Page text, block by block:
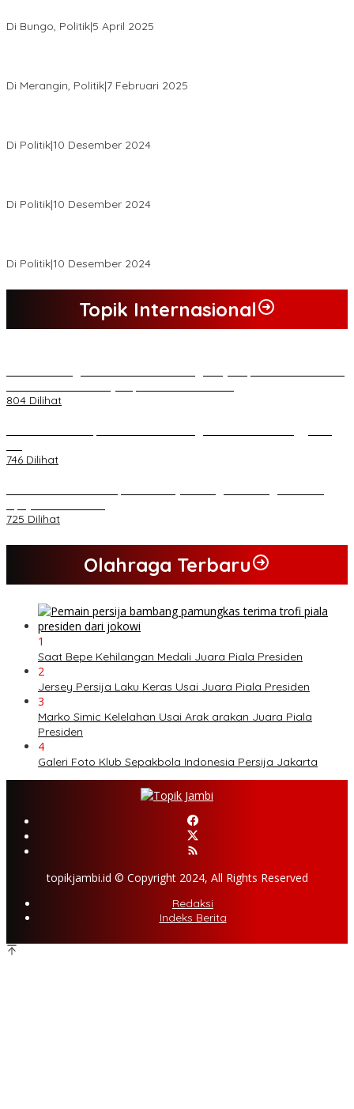
Di Bungo, Politik|5 April 2025
Di Merangin, Politik|7 Februari 2025
Di Politik|10 Desember 2024
Di Politik|10 Desember 2024
Di Politik|10 Desember 2024
Topik Internasional
804 Dilihat
746 Dilihat
725 Dilihat
Olahraga Terbaru
1
Saat Bepe Kehilangan Medali Juara Piala Presiden
2
Jersey Persija Laku Keras Usai Juara Piala Presiden
3
Marko Simic Kelelahan Usai Arak arakan Juara Piala
Presiden
4
Galeri Foto Klub Sepakbola Indonesia Persija Jakarta
topikjambi.id © Copyright 2024, All Rights Reserved
Redaksi
Indeks Berita